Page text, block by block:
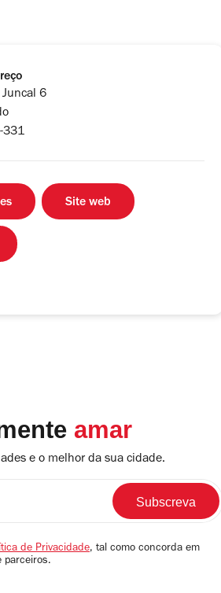
Juncal 6
331
Site web
amar
e o melhor da sua cidade.
de Privacidade, tal como concorda em
parceiros.